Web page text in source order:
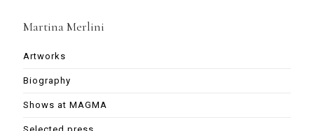
Martina Merlini
Artworks
Biography
Shows at MAGMA